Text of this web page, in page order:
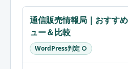
通信販売情報局｜おすす
ュー＆比較
WordPress判定 ○